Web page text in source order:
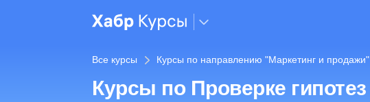
Все курсы Курсы по направлению "Маркетинг и продажи"
Курсы по Проверке гипотез